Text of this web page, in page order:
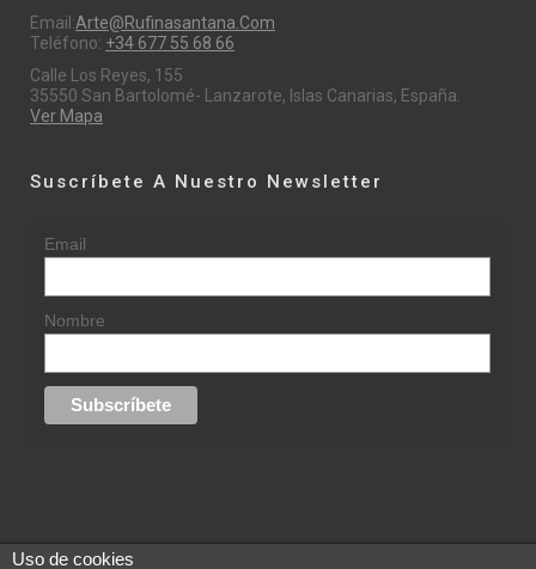
Email:Arte@rufinasantana.com
Teléfono: +34 677 55 68 66
Calle Los Reyes, 155
35550 San Bartolomé- Lanzarote, Islas Canarias, España.
Ver Mapa
Suscríbete A Nuestro Newsletter
Email
Nombre
Uso de cookies